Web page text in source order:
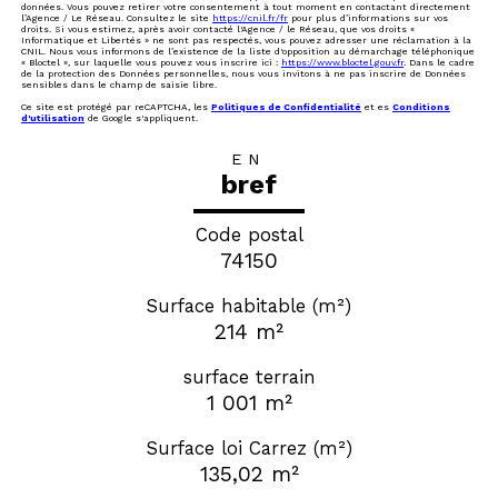
données. Vous pouvez retirer votre consentement à tout moment en contactant directement
l’Agence / Le Réseau. Consultez le site https://cnil.fr/fr pour plus d’informations sur vos
droits. Si vous estimez, après avoir contacté l'Agence / le Réseau, que vos droits «
Informatique et Libertés » ne sont pas respectés, vous pouvez adresser une réclamation à la
CNIL. Nous vous informons de l’existence de la liste d'opposition au démarchage téléphonique
« Bloctel », sur laquelle vous pouvez vous inscrire ici : https://www.bloctel.gouv.fr. Dans le cadre
de la protection des Données personnelles, nous vous invitons à ne pas inscrire de Données
sensibles dans le champ de saisie libre.
Ce site est protégé par reCAPTCHA, les Politiques de Confidentialité et es Conditions
d'utilisation de Google s'appliquent.
EN
bref
Code postal
74150
Surface habitable (m²)
214 m²
surface terrain
1 001 m²
Surface loi Carrez (m²)
135,02 m²